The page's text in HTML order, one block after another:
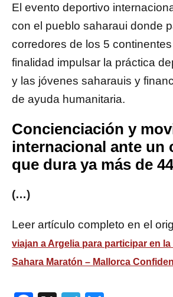
El evento deportivo
con el pueblo saharaui donde
corredores de los 5
finalidad impulsar la práctica
y las jóvenes saharauis y
de ayuda humanitaria.
Concienciación y
internacional ante un
que dura ya más de
(…)
Leer artículo completo en el
viajan a Argelia para participar en la
Sahara Maratón – Mallorca